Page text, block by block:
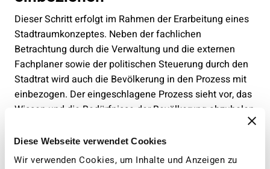
Diese Webseite verwendet Cookies
Wir verwenden Cookies, um Inhalte und Anzeigen zu
Dieser Schritt erfolgt im Rahmen der Erarbeitung eines
Stadtraumkonzeptes. Neben der fachlichen
Betrachtung durch die Verwaltung und die externen
Fachplaner sowie der politischen Steuerung durch den
Stadtrat wird auch die Bevölkerung in den Prozess mit
einbezogen. Der eingeschlagene Prozess sieht vor, das
Wissen und die Bedürfnisse der Bevölkerung abzuholen
und die Entwicklung des Konzeptes auch mit Vertretern
aus der Bevölkerung zu reflektieren. In einer ersten
Phase finden an zwei unterschiedlichen Daten vier